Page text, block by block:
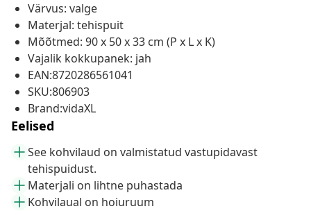
Värvus: valge
Materjal: tehispuit
Mõõtmed: 90 x 50 x 33 cm (P x L x K)
Vajalik kokkupanek: jah
EAN:8720286561041
SKU:806903
Brand:vidaXL
Eelised
See kohvilaud on valmistatud vastupidavast
tehispuidust.
Materjali on lihtne puhastada
Kohvilaual on hoiuruum